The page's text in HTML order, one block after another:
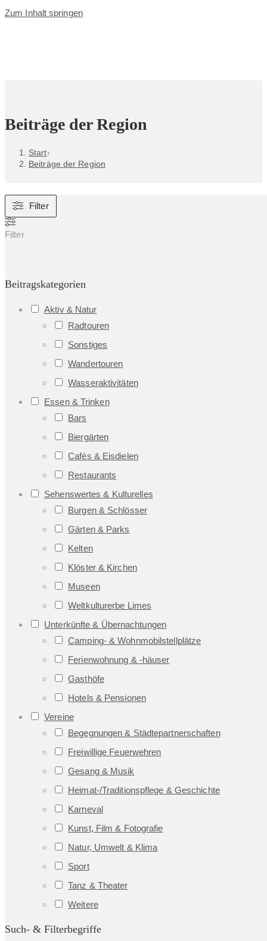
Zum Inhalt springen
Beiträge der Region
Start›
Beiträge der Region
Filter
Filter
Beitragskategorien
Aktiv & Natur
Radtouren
Sonstiges
Wandertouren
Wasseraktivitäten
Essen & Trinken
Bars
Biergärten
Cafés & Eisdielen
Restaurants
Sehenswertes & Kulturelles
Burgen & Schlösser
Gärten & Parks
Kelten
Klöster & Kirchen
Museen
Weltkulturerbe Limes
Unterkünfte & Übernachtungen
Camping- & Wohnmobilstellplätze
Ferienwohnung & -häuser
Gasthöfe
Hotels & Pensionen
Vereine
Begegnungen & Städtepartnerschaften
Freiwillige Feuerwehren
Gesang & Musik
Heimat-/Traditionspflege & Geschichte
Karneval
Kunst, Film & Fotografie
Natur, Umwelt & Klima
Sport
Tanz & Theater
Weitere
Such- & Filterbegriffe